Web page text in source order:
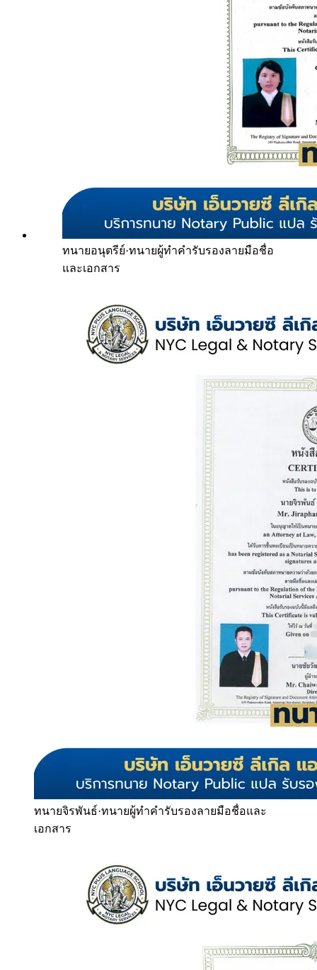
ทนายอนุตรีย์·ทนายผู้ทำคำรับรองลายมือชื่อ
และเอกสาร
ทนายจิรพันธ์·ทนายผู้ทำคำรับรองลายมือชื่อและ
เอกสาร